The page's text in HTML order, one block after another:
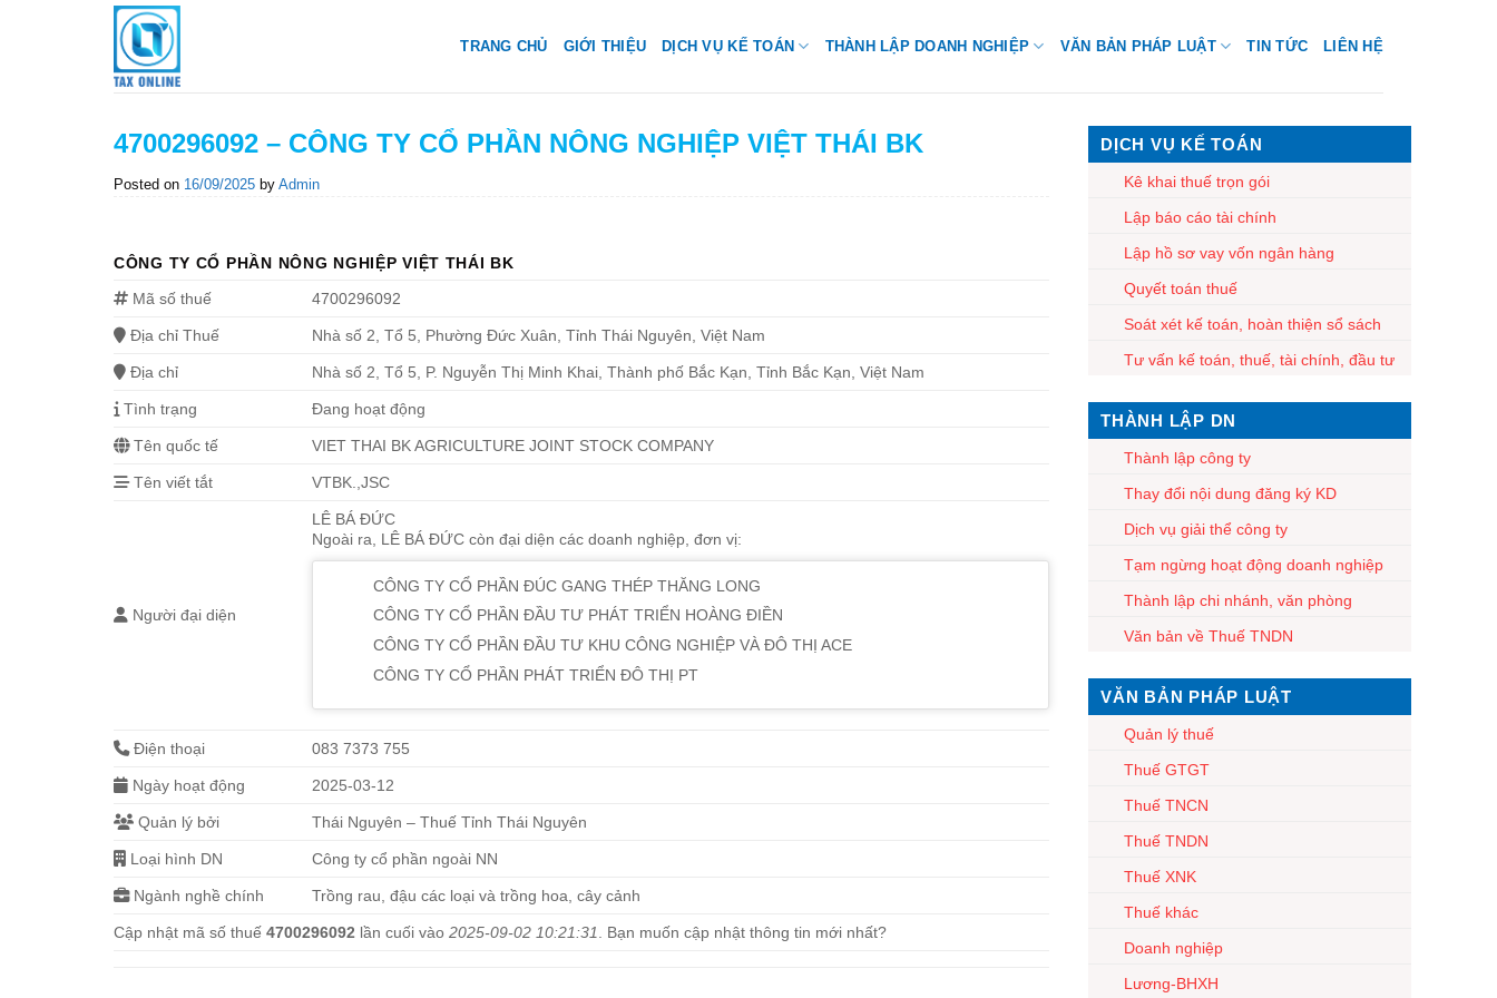
TRANG CHỦ GIỚI THIỆU DỊCH VỤ KẾ TOÁN THÀNH LẬP DOANH NGHIỆP VĂN BẢN PHÁP LUẬT TIN TỨC LIÊN HỆ
4700296092 – CÔNG TY CỔ PHẦN NÔNG NGHIỆP VIỆT THÁI BK
Posted on 16/09/2025 by Admin
CÔNG TY CỔ PHẦN NÔNG NGHIỆP VIỆT THÁI BK
Mã số thuế
4700296092
Địa chỉ Thuế Nhà số 2, Tổ 5, Phường Đức Xuân, Tỉnh Thái Nguyên, Việt Nam
Địa chỉ Nhà số 2, Tổ 5, P. Nguyễn Thị Minh Khai, Thành phố Bắc Kạn, Tỉnh Bắc Kạn, Việt Nam
Tình trạng Đang hoạt động
Tên quốc tế VIET THAI BK AGRICULTURE JOINT STOCK COMPANY
Tên viết tắt VTBK.,JSC
Người đại diện
LÊ BÁ ĐỨC
Ngoài ra, LÊ BÁ ĐỨC còn đại diện các doanh nghiệp, đơn vị:
CÔNG TY CỔ PHẦN ĐÚC GANG THÉP THĂNG LONG
CÔNG TY CỔ PHẦN ĐẦU TƯ PHÁT TRIỂN HOÀNG ĐIỀN
CÔNG TY CỔ PHẦN ĐẦU TƯ KHU CÔNG NGHIỆP VÀ ĐÔ THỊ ACE
CÔNG TY CỔ PHẦN PHÁT TRIỂN ĐÔ THỊ PT
Điện thoại 083 7373 755
Ngày hoạt động 2025-03-12
Quản lý bởi Thái Nguyên – Thuế Tỉnh Thái Nguyên
Loại hình DN Công ty cổ phần ngoài NN
Ngành nghề chính Trồng rau, đậu các loại và trồng hoa, cây cảnh
Cập nhật mã số thuế 4700296092 lần cuối vào 2025-09-02 10:21:31 . Bạn muốn cập nhật thông tin mới nhất?
DỊCH VỤ KẾ TOÁN
Kê khai thuế trọn gói
Lập báo cáo tài chính
Lập hồ sơ vay vốn ngân hàng
Quyết toán thuế
Soát xét kế toán, hoàn thiện sổ sách
Tư vấn kế toán, thuế, tài chính, đầu tư
THÀNH LẬP DN
Thành lập công ty
Thay đổi nội dung đăng ký KD
Dịch vụ giải thể công ty
Tạm ngừng hoạt động doanh nghiệp
Thành lập chi nhánh, văn phòng
Văn bản về Thuế TNDN
VĂN BẢN PHÁP LUẬT
Quản lý thuế
Thuế GTGT
Thuế TNCN
Thuế TNDN
Thuế XNK
Thuế khác
Doanh nghiệp
Lương-BHXH